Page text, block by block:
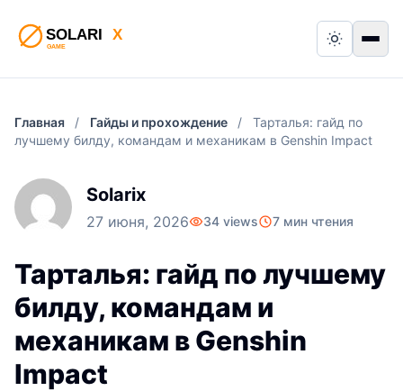
Switch to
Главная / Гайды и прохождение /
Тарталья: гайд по
лучшему билду, командам и механикам в Genshin Impact
Solarix
27 июня, 2026 34 views 7 мин чтения
Тарталья: гайд по лучшему
билду, командам и
механикам в Genshin
Impact